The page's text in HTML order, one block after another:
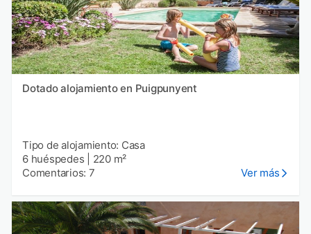
Dotado alojamiento en Puigpunyent
Tipo de alojamiento: Casa
6 huéspedes
220 m²
Comentarios: 7
Ver más